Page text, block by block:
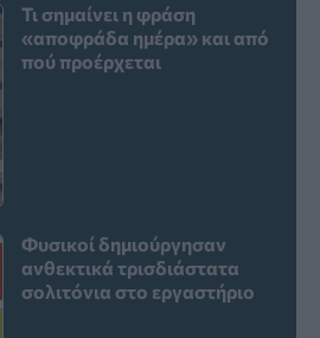
Τι σημαίνει η φράση
«αποφράδα ημέρα» και από
πού προέρχεται
Φυσικοί δημιούργησαν
ανθεκτικά τρισδιάστατα
σολιτόνια στο εργαστήριο